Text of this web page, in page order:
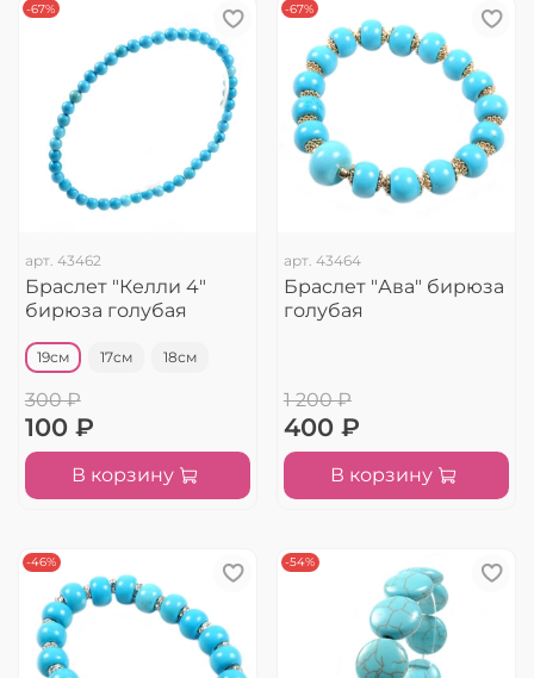
-67%
арт. 43462
Браслет "Келли 4"
бирюза голубая
19см 17см 18см
300 ₽
100 ₽
В корзину
-67%
арт. 43464
Браслет "Ава" бирюза
голубая
1 200 ₽
400 ₽
В корзину
-46% -54%